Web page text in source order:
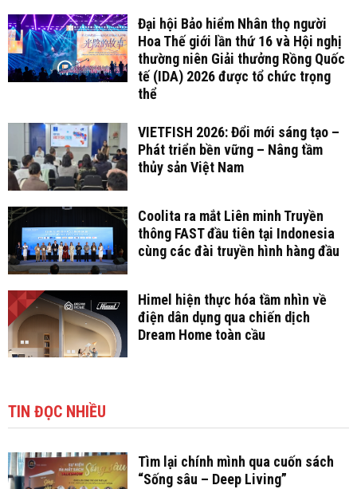
Đại hội Bảo hiểm Nhân thọ người
Hoa Thế giới lần thứ 16 và Hội nghị
thường niên Giải thưởng Rồng Quốc
tế (IDA) 2026 được tổ chức trọng
thể
VIETFISH 2026: Đổi mới sáng tạo –
Phát triển bền vững – Nâng tầm
thủy sản Việt Nam
Coolita ra mắt Liên minh Truyền
thông FAST đầu tiên tại Indonesia
cùng các đài truyền hình hàng đầu
Himel hiện thực hóa tầm nhìn về
điện dân dụng qua chiến dịch
Dream Home toàn cầu
TIN ĐỌC NHIỀU
Tìm lại chính mình qua cuốn sách
“Sống sâu – Deep Living”